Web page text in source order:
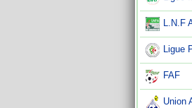
L.N.F
Ligue
FAF
Union